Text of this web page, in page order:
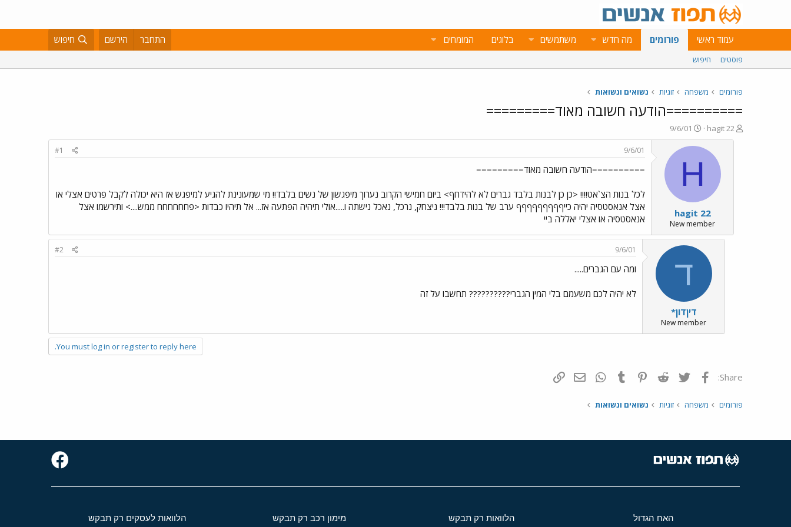
עמוד ראשי פורומים מה חדש משתמשים בלוגים המומחים התחבר הירשם חיפוש
פוסטים חיפוש
פורומים משפחה זוגיות נשואים ונשואות
==========הודעה חשובה מאוד=========
פ
ו
hagit 22
פ
ו
ר
ם
א
ר
י
ך
9/6/01
H
hagit 22
New member
9/6/01
#1
==========הודעה חשובה מאוד=========
לכל בנות הצ`אט!!!! <כן כן לבנות בלבד גברים לא להידחף> ביום חמישי הקרוב נערוך מיפגשון של נשים בלבד!! מי שמעונינת להגיע למיפגש אז היא יכולה לקבל פרטים אצלי או
אצל אנאסטסיה יהיה כייףףףףףףףףף ערב של בנות בלבד!!! ניצחק, נרכל, נאכל נישתה ו.....אולי תיהיה הפתעה אז... אל תיהיו כבדות <פחחחחחח ממש....> ותירשמו אצל
אנאסטסיה או אצלי יאללה ביי
ד
דיןדון*
New member
9/6/01
#2
ומה עם הגברים.....
לא יהיה לכם משעמם בלי המין הגברי?????????? תחשבו על זה
You must log in or register to reply here.
Share: פייסבוק Twitter
Reddit
Pinterest
Tumblr
WhatsAppדואר אלקטרוני
פורומים משפחה זוגיות נשואים ונשואות
האח הגדול הלוואות רק תבקש מימון רכב רק תבקש הלוואות לעסקים רק תבקש